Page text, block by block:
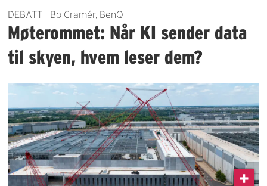
DEBATT | Bo Cramér, BenQ
Møterommet: Når KI sender data
til skyen, hvem leser dem?